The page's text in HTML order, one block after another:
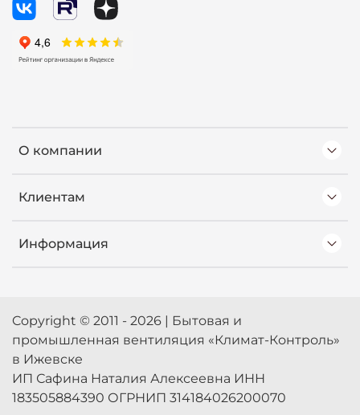
О компании
Клиентам
Информация
Copyright © 2011 - 2026 | Бытовая и
промышленная вентиляция «Климат-Контроль»
в Ижевске
ИП Сафина Наталия Алексеевна ИНН
183505884390 ОГРНИП 314184026200070